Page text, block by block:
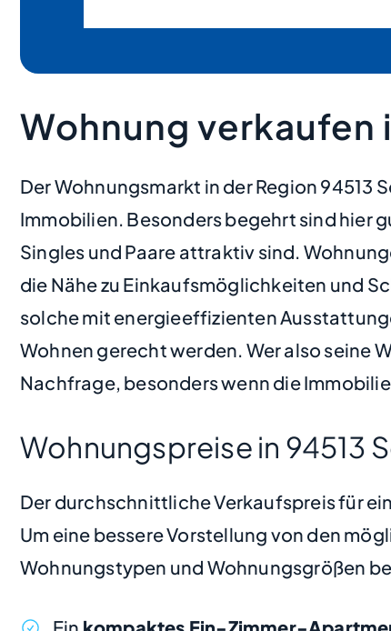
Wohnung verkaufen
Der Wohnungsmarkt in der Region
Immobilien. Besonders begehrt sind hier
Singles und Paare attraktiv sind.
die Nähe zu Einkaufsmöglichkeiten und
solche mit energieeffizienten
Wohnen gerecht werden. Wer also seine
Nachfrage, besonders wenn die
Wohnungspreise in 94513
Der durchschnittliche Verkaufspreis für
Um eine bessere Vorstellung von den
Wohnungstypen und Wohnungsgrößen